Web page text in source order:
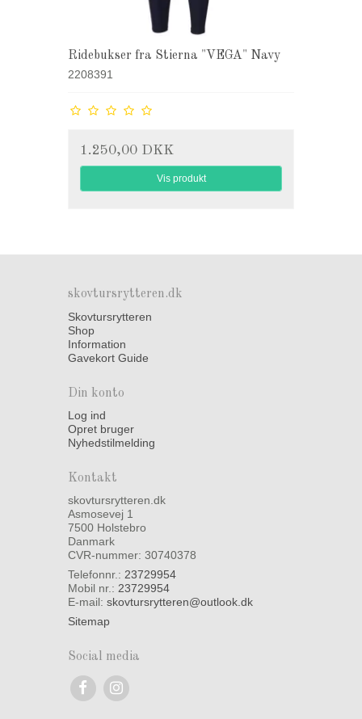
Ridebukser fra Stierna "VEGA" Navy
2208391
1.250,00 DKK
Vis produkt
skovtursrytteren.dk
Skovtursrytteren
Shop
Information
Gavekort Guide
Din konto
Log ind
Opret bruger
Nyhedstilmelding
Kontakt
skovtursrytteren.dk
Asmosevej 1
7500 Holstebro
Danmark
CVR-nummer: 30740378
Telefonnr.: 23729954
Mobil nr.: 23729954
E-mail: skovtursrytteren@outlook.dk
Sitemap
Social media